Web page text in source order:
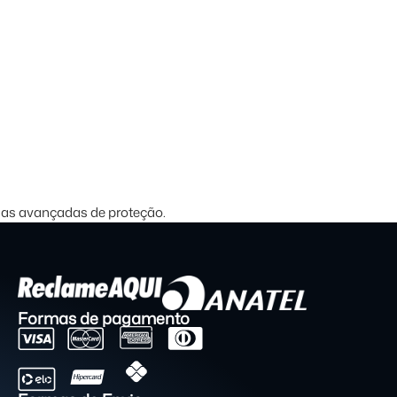
avançadas de proteção.
Formas de pagamento